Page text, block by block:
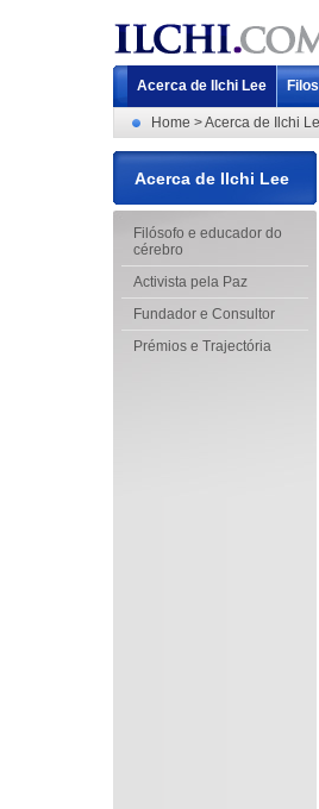
Acerca de Ilchi Lee
Home > Acerca de Ilchi
Acerca de Ilchi Lee
Filósofo e educador do
cérebro
Activista pela Paz
Fundador e Consultor
Prémios e Trajectória